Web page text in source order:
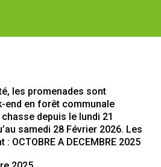
les promenades sont
end en forêt communale
depuis le lundi 21
samedi 28 Février 2026. Les
OCTOBRE A DECEMBRE 2025